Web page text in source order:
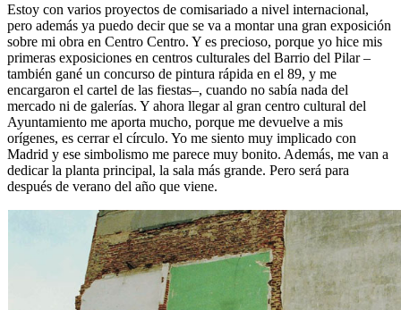
Estoy con varios proyectos de comisariado a nivel internacional,
pero además ya puedo decir que se va a montar una gran exposición
sobre mi obra en Centro Centro. Y es precioso, porque yo hice mis
primeras exposiciones en centros culturales del Barrio del Pilar –
también gané un concurso de pintura rápida en el 89, y me
encargaron el cartel de las fiestas–, cuando no sabía nada del
mercado ni de galerías. Y ahora llegar al gran centro cultural del
Ayuntamiento me aporta mucho, porque me devuelve a mis
orígenes, es cerrar el círculo. Yo me siento muy implicado con
Madrid y ese simbolismo me parece muy bonito. Además, me van a
dedicar la planta principal, la sala más grande. Pero será para
después de verano del año que viene.